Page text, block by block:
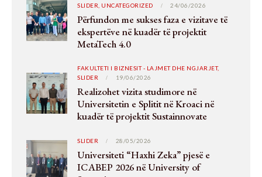
SLIDER, UNCATEGORIZED 24/06/2026
Përfundon me sukses faza e vizitave të
ekspertëve në kuadër të projektit
MetaTech 4.0
FAKULTETI I BIZNESIT - LAJMET DHE NGJARJET,
SLIDER
19/06/2026
Realizohet vizita studimore në
Universitetin e Splitit në Kroaci në
kuadër të projektit Sustainnovate
SLIDER 28/05/2026
Universiteti “Haxhi Zeka” pjesë e
ICABEP 2026 në University of